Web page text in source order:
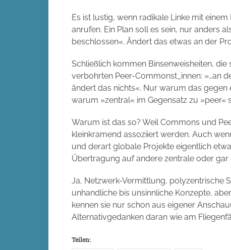
Es ist lustig, wenn radikale Linke mit
anrufen. Ein Plan soll es sein, nur anders
beschlossen«. Ändert das etwas an der
Schließlich kommen Binsenweisheiten,
verbohrten Peer-Commonst_innen: »…an
ändert das nichts«. Nur warum das
warum »zentral« im Gegensatz zu »peer«
Warum ist das so? Weil Commons und
kleinkramend assoziiert werden. Auch
und derart globale Projekte eigentlich
Übertragung auf andere zentrale oder
Ja, Netzwerk-Vermittlung, polyzentrische
unhandliche bis unsinnliche Konzepte,
kennen sie nur schon aus eigener
Alternativgedanken daran wie am
Teilen: